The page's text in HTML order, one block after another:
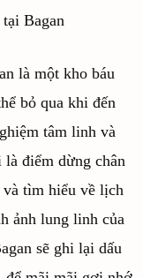
Bagan
là một kho báu
bỏ qua khi đến
tâm linh và
điểm dừng chân
tìm hiểu về lịch
ảnh lung linh của
sẽ ghi lại dấu